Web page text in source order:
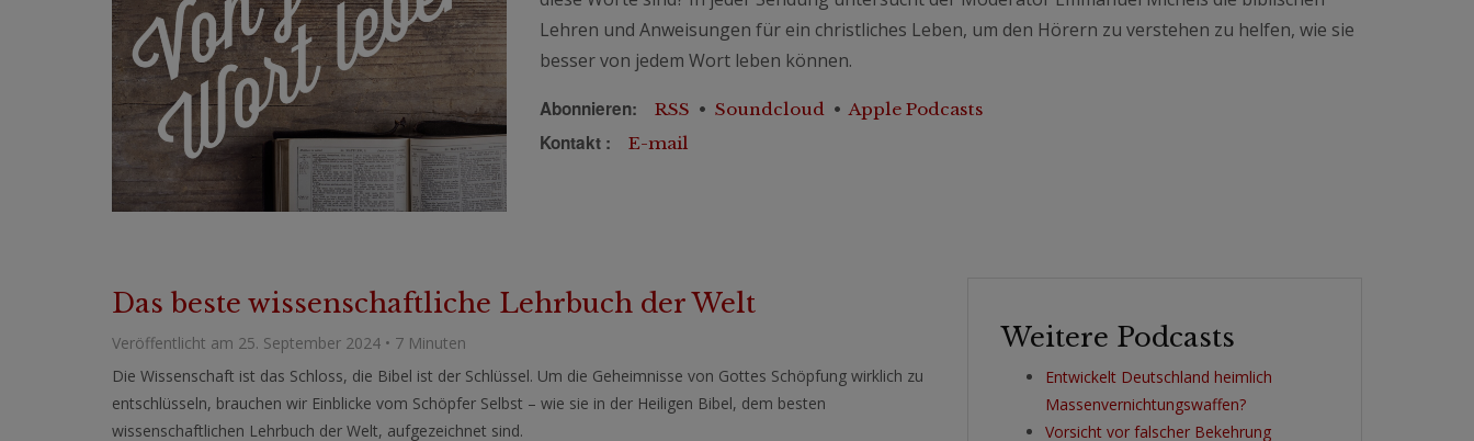
Lehren und Anweisungen für ein christliches Leben, um den Hörern zu verstehen zu helfen, wie sie
besser von jedem Wort leben können.
Abonnieren:
RSS • Soundcloud •Apple Podcasts
Kontakt : E-mail
Das beste wissenschaftliche Lehrbuch der Welt
Veröffentlicht am 25. September 2024 • 7 Minuten
Die Wissenschaft ist das Schloss, die Bibel ist der Schlüssel. Um die Geheimnisse von Gottes Schöpfung wirklich zu
entschlüsseln, brauchen wir Einblicke vom Schöpfer Selbst – wie sie in der Heiligen Bibel, dem besten
wissenschaftlichen Lehrbuch der Welt, aufgezeichnet sind.
Weitere Podcasts
Entwickelt Deutschland heimlich
Massenvernichtungswaffen?
Vorsicht vor falscher Bekehrung